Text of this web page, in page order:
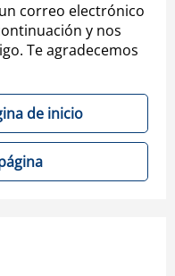
correo electrónico
y nos
Te agradecemos
de inicio